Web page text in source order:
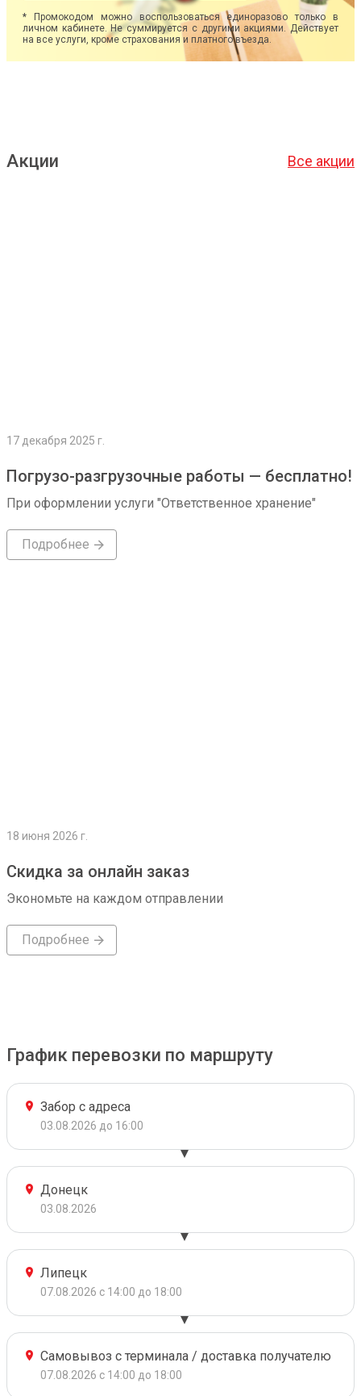
* Промокодом можно воспользоваться единоразово только в
личном кабинете. Не суммируется с другими акциями. Действует
на все услуги, кроме страхования и платного въезда.
Акции Все акции
17 декабря 2025 г.
Погрузо-разгрузочные работы — бесплатно!
При оформлении услуги "Ответственное хранение"
Подробнее
18 июня 2026 г.
Скидка за онлайн заказ
Экономьте на каждом отправлении
Подробнее
График перевозки по маршруту
Забор с адреса
03.08.2026 до 16:00
Донецк
03.08.2026
Липецк
07.08.2026 с 14:00 до 18:00
Самовывоз с терминала / доставка получателю
07.08.2026 с 14:00 до 18:00